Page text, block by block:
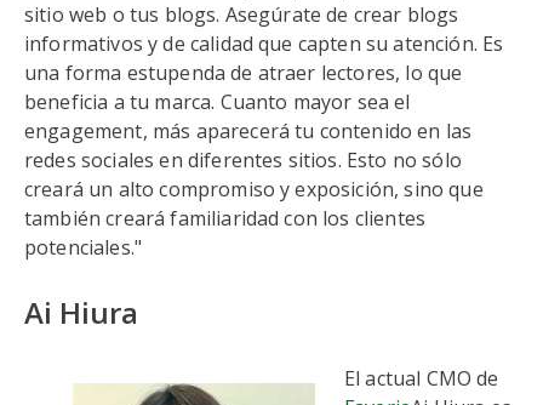
sitio web o tus blogs. Asegúrate de crear blogs
informativos y de calidad que capten su atención. Es
una forma estupenda de atraer lectores, lo que
beneficia a tu marca. Cuanto mayor sea el
engagement, más aparecerá tu contenido en las
redes sociales en diferentes sitios. Esto no sólo
creará un alto compromiso y exposición, sino que
también creará familiaridad con los clientes
potenciales."
Ai Hiura
El actual CMO de